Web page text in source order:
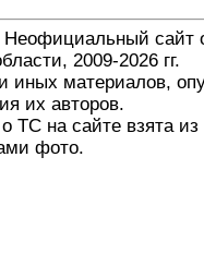
сайт
2009-2026 гг.
материалов,
их авторов.
на сайте взята из
фото.